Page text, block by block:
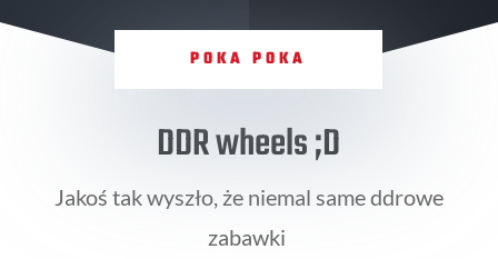
POKA POKA
DDR wheels ;D
Jakoś tak wyszło, że niemal same ddrowe
zabawki